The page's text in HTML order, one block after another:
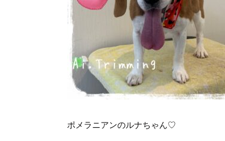
ポメラニアンのルナちゃん♡